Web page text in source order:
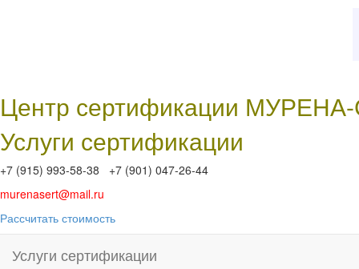
Центр сертификации
Услуги сертификации
+7 (915) 993-58-38 +7 (901) 047-26-44
murenasert@mail.ru
Рассчитать стоимость
Услуги сертификации